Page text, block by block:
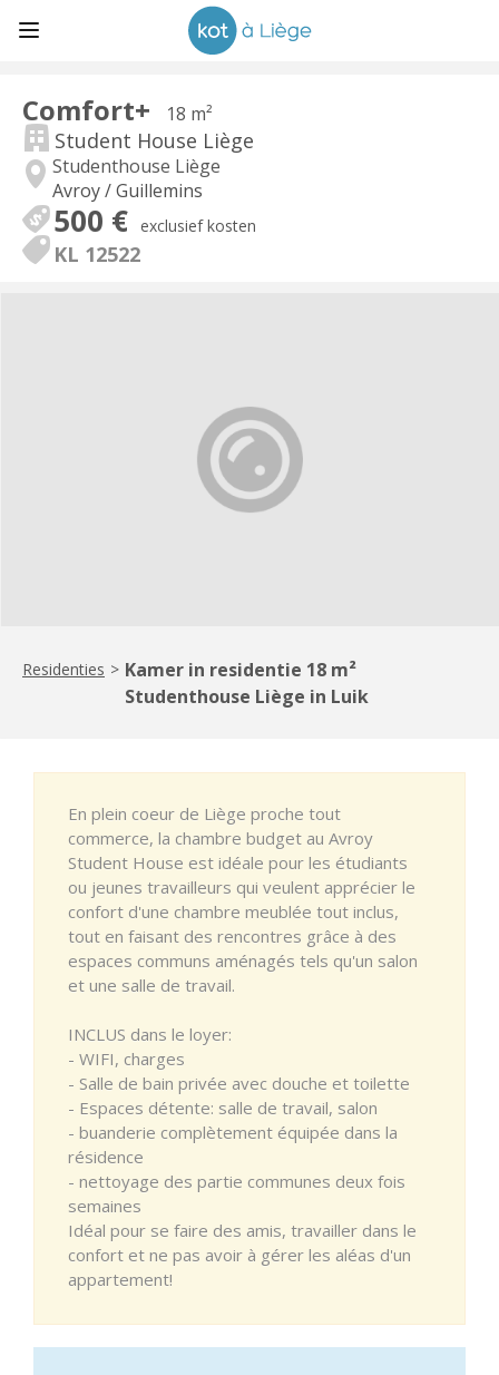
Comfort+ 18 m²
Student House Liège
Studenthouse Liège
Avroy / Guillemins
500 € exclusief kosten
KL 12522
Residenties > Kamer in residentie 18 m²
Studenthouse Liège in Luik
En plein coeur de Liège proche tout
commerce, la chambre budget au Avroy
Student House est idéale pour les étudiants
ou jeunes travailleurs qui veulent apprécier le
confort d'une chambre meublée tout inclus,
tout en faisant des rencontres grâce à des
espaces communs aménagés tels qu'un salon
et une salle de travail.
INCLUS dans le loyer:
- WIFI, charges
- Salle de bain privée avec douche et toilette
- Espaces détente: salle de travail, salon
- buanderie complètement équipée dans la
résidence
- nettoyage des partie communes deux fois
semaines
Idéal pour se faire des amis, travailler dans le
confort et ne pas avoir à gérer les aléas d'un
appartement!